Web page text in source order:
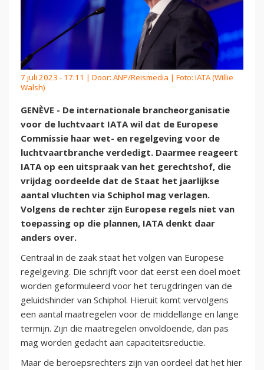
7 juli 2023 - 17:11 | Door: ANP/Reismedia | Foto: IATA (Willie
Walsh)
GENÈVE - De internationale brancheorganisatie
voor de luchtvaart IATA wil dat de Europese
Commissie haar wet- en regelgeving voor de
luchtvaartbranche verdedigt. Daarmee reageert
IATA op een uitspraak van het gerechtshof, die
vrijdag oordeelde dat de Staat het jaarlijkse
aantal vluchten via Schiphol mag verlagen.
Volgens de rechter zijn Europese regels niet van
toepassing op die plannen, IATA denkt daar
anders over.
Centraal in de zaak staat het volgen van Europese
regelgeving. Die schrijft voor dat eerst een doel moet
worden geformuleerd voor het terugdringen van de
geluidshinder van Schiphol. Hieruit komt vervolgens
een aantal maatregelen voor de middellange en lange
termijn. Zijn die maatregelen onvoldoende, dan pas
mag worden gedacht aan capaciteitsreductie.
Maar de beroepsrechters zijn van oordeel dat het hier